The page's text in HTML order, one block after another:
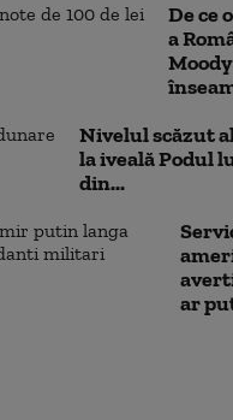
De ce
a
Nivelul scăzut
la iveală Podul
din...
ar